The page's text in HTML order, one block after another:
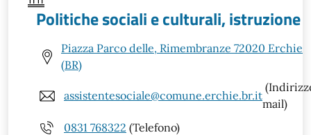
Politiche sociali e culturali, istruzione
Piazza Parco delle, Rimembranze 72020 Erchie
(BR)
assistentesociale@comune.erchie.br.it
mail)
0831 768322 (Telefono)